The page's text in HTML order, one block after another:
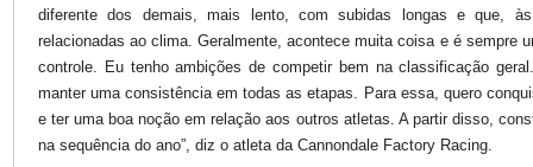
diferente dos demais, mais lento, com subidas longas e que,
relacionadas ao clima. Geralmente, acontece muita coisa e é sempre
controle. Eu tenho ambições de competir bem na classificação
manter uma consistência em todas as etapas. Para essa, quero
e ter uma boa noção em relação aos outros atletas. A partir disso,
na sequência do ano”, diz o atleta da Cannondale Factory Racing.